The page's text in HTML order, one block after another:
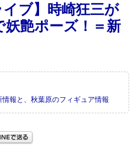
イブ】時崎狂三が
艶ポーズ！＝新
情報と、秋葉原のフィギュア情報